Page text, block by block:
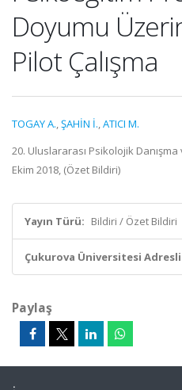
Doyumu
Pilot Çalışma
TOGAY A.,ŞAHİN İ.,ATICI M.
20. Uluslararası Psikolojik
Ekim 2018, (Özet Bildiri)
Yayın Türü: Bildiri / Özet Bildiri
Çukurova Üniversitesi
Paylaş